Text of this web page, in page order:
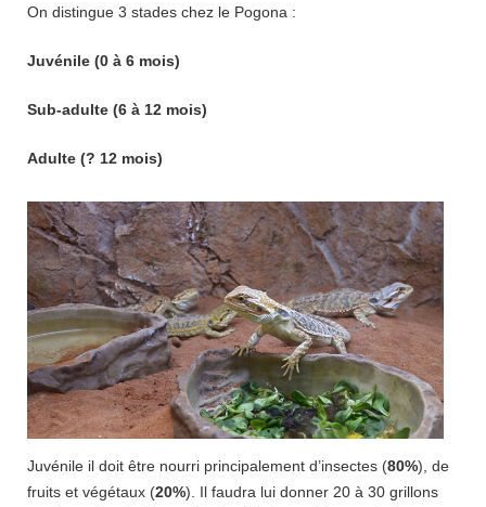
On distingue 3 stades chez le Pogona :
Juvénile (0 à 6 mois)
Sub-adulte (6 à 12 mois)
Adulte (? 12 mois)
Juvénile il doit être nourri principalement d’insectes (80%), de
fruits et végétaux (20%). Il faudra lui donner 20 à 30 grillons